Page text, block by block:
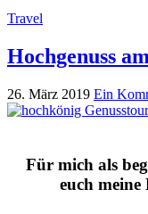
Travel
Hochgenuss
26. März 2019 Ein
Für mich als
euch